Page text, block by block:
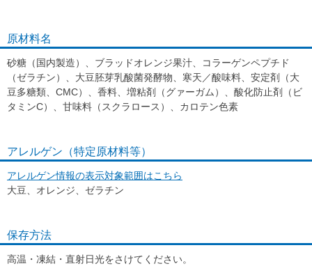
原材料名
砂糖（国内製造）、ブラッドオレンジ果汁、コラーゲンペプチド
（ゼラチン）、大豆胚芽乳酸菌発酵物、寒天／酸味料、安定剤（大
豆多糖類、CMC）、香料、増粘剤（グァーガム）、酸化防止剤（ビ
タミンC）、甘味料（スクラロース）、カロテン色素
アレルゲン（特定原材料等）
アレルゲン情報の表示対象範囲はこちら
大豆、オレンジ、ゼラチン
保存方法
高温・凍結・直射日光をさけてください。